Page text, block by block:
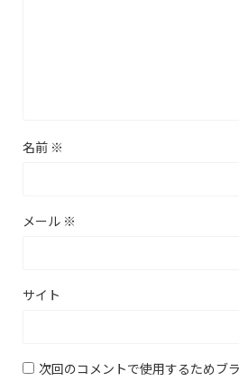
名前 ※
メール ※
サイト
次回のコメントで使用するためブ